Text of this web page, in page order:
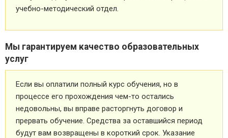
учебно-методический отдел.
Мы гарантируем качество образовательных
услуг
Если вы оплатили полный курс обучения, но в
процессе его прохождения чем-то остались
недовольны, вы вправе расторгнуть договор и
прервать обучение. Средства за оставшийся период
будут вам возвращены в короткий срок. Указание